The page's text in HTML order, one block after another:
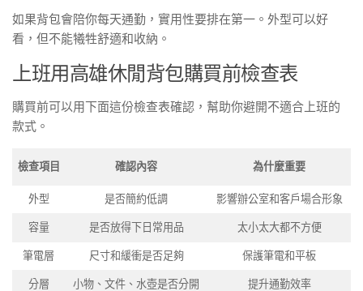
如果背包會陪你每天通勤，實用性要排在第一。外型可以好
看，但不能犧牲舒適和收納。
上班用高雄休閒背包購買前檢查表
購買前可以用下面這份檢查表確認，幫助你避開不適合上班的
款式。
檢查項目 確認內容 為什麼重要
外型 是否簡約低調 影響辦公室和客戶場合形象
容量 是否放得下日常用品 太小太大都不方便
筆電層 尺寸和緩衝是否足夠 保護筆電和平板
分層 小物、文件、水壺是否分開 提升通勤效率